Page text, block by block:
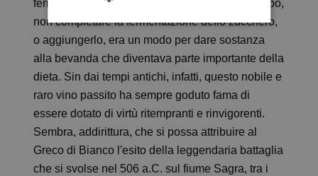
fermentati tutti gli zuccheri). D’altronde, un tempo,
non completare la fermentazione dello zucchero,
o aggiungerlo, era un modo per dare sostanza
alla bevanda che diventava parte importante della
dieta. Sin dai tempi antichi, infatti, questo nobile e
raro vino passito ha sempre goduto fama di
essere dotato di virtù ritempranti e rinvigorenti.
Sembra, addirittura, che si possa attribuire al
Greco di Bianco l'esito della leggendaria battaglia
che si svolse nel 506 a.C. sul fiume Sagra, tra i